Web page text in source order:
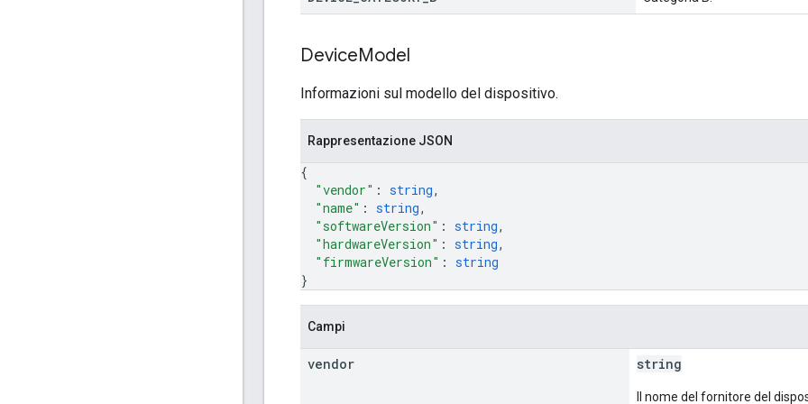
DeviceModel
Informazioni sul modello del dispositivo.
Rappresentazione JSON
{
"vendor" : string,
"name" : string,
"softwareVersion" : string,
"hardwareVersion" : string,
"firmwareVersion" : string
}
Campi
vendor string
Il nome del fornitore del